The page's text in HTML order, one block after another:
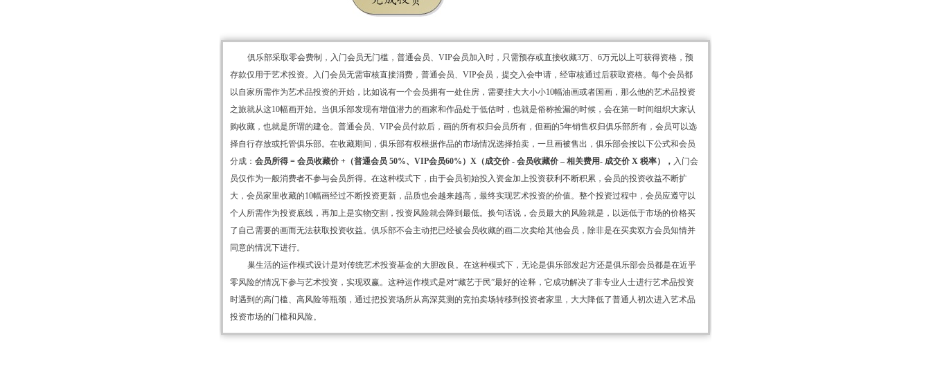
俱乐部采取零会费制，入门会员无门槛，普通会员、VIP会员加入时，只需预存或直接收藏3万、6万元以上可获得资格，预
存款仅用于艺术投资。入门会员无需审核直接消费，普通会员、VIP会员，提交入会申请，经审核通过后获取资格。每个会员都
以自家所需作为艺术品投资的开始，比如说有一个会员拥有一处住房，需要挂大大小小10幅油画或者国画，那么他的艺术品投资
之旅就从这10幅画开始。当俱乐部发现有增值潜力的画家和作品处于低估时，也就是俗称捡漏的时候，会在第一时间组织大家认
购收藏，也就是所谓的建仓。普通会员、VIP会员付款后，画的所有权归会员所有，但画的5年销售权归俱乐部所有，会员可以选
择自行存放或托管俱乐部。在收藏期间，俱乐部有权根据作品的市场情况选择拍卖，一旦画被售出，俱乐部会按以下公式和会员
分成：会员所得 = 会员收藏价 +（普通会员 50%、VIP会员60%）X（成交价 - 会员收藏价 – 相关费用- 成交价 X 税率）， 入门会
员仅作为一般消费者不参与会员所得。在这种模式下，由于会员初始投入资金加上投资获利不断积累，会员的投资收益不断扩
大，会员家里收藏的10幅画经过不断投资更新，品质也会越来越高，最终实现艺术投资的价值。整个投资过程中，会员应遵守以
个人所需作为投资底线，再加上是实物交割，投资风险就会降到最低。换句话说，会员最大的风险就是，以远低于市场的价格买
了自己需要的画而无法获取投资收益。俱乐部不会主动把已经被会员收藏的画二次卖给其他会员，除非是在买卖双方会员知情并
同意的情况下进行。
巢生活的运作模式设计是对传统艺术投资基金的大胆改良。在这种模式下，无论是俱乐部发起方还是俱乐部会员都是在近乎
零风险的情况下参与艺术投资，实现双赢。这种运作模式是对“藏艺于民”最好的诠释，它成功解决了非专业人士进行艺术品投资
时遇到的高门槛、高风险等瓶颈，通过把投资场所从高深莫测的竞拍卖场转移到投资者家里，大大降低了普通人初次进入艺术品
投资市场的门槛和风险。